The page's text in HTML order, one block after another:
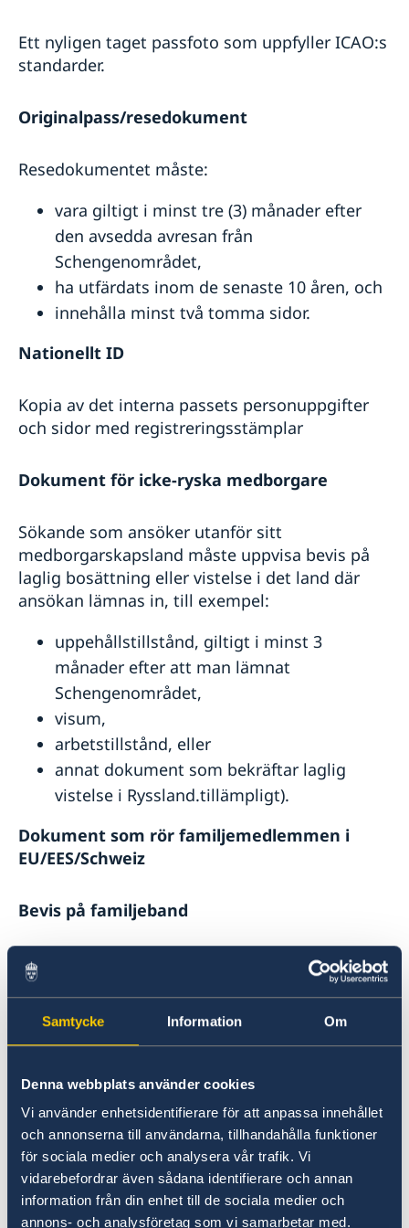
Samtycke Information Om
Denna webbplats använder cookies
Vi använder enhetsidentifierare för att anpassa innehållet
och annonserna till användarna, tillhandahålla funktioner
för sociala medier och analysera vår trafik. Vi
vidarebefordrar även sådana identifierare och annan
information från din enhet till de sociala medier och
annons- och analysföretag som vi samarbetar med.
Ett nyligen taget passfoto som uppfyller ICAO:s
standarder.
Originalpass/resedokument
Resedokumentet måste:
vara giltigt i minst tre (3) månader efter
den avsedda avresan från
Schengenområdet,
ha utfärdats inom de senaste 10 åren, och
innehålla minst två tomma sidor.
Nationellt ID
Kopia av det interna passets personuppgifter
och sidor med registreringsstämplar
Dokument för icke-ryska medborgare
Sökande som ansöker utanför sitt
medborgarskapsland måste uppvisa bevis på
laglig bosättning eller vistelse i det land där
ansökan lämnas in, till exempel:
uppehållstillstånd, giltigt i minst 3
månader efter att man lämnat
Schengenområdet,
visum,
arbetstillstånd, eller
annat dokument som bekräftar laglig
vistelse i Ryssland.tillämpligt).
Dokument som rör familjemedlemmen i
EU/EES/Schweiz
Bevis på familjeband
Dokument som styrker familjebandet med
EU/EES/Schweiz-medborgaren, till exempel:
vigselbevis,
födelsebevis,
intyg om registrerat partnerskap, eller
annat officiellt dokument som styrker
familjebandet.
Bevis på EU/EES/schweizisk medborgares
nationalitet